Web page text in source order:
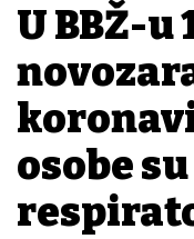
U BBŽ-u
osobe